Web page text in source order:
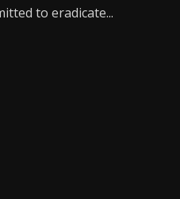
to eradicate...